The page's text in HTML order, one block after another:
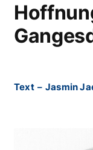
Text – Jasmin